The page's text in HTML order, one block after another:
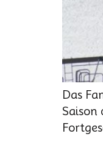
Das
Saison